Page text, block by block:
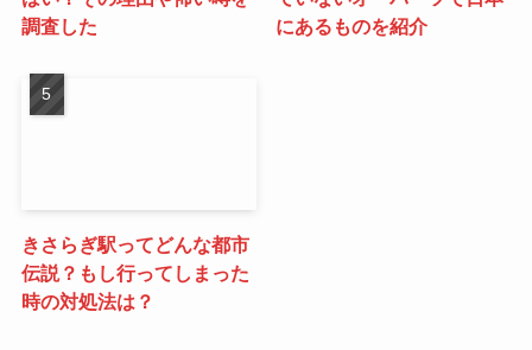
調査した
にあるものを紹介
きさらぎ駅ってどんな都市
伝説？もし行ってしまった
時の対処法は？